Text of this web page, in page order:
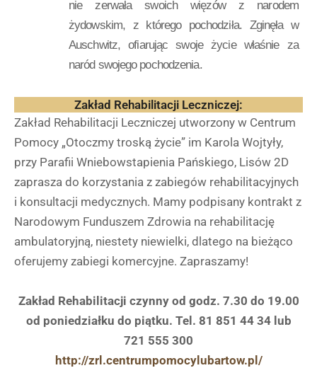
nie zerwała swoich więzów z narodem
żydowskim, z którego pochodziła. Zginęła w
Auschwitz, ofiarując swoje życie właśnie za
naród swojego pochodzenia.
Zakład Rehabilitacji Leczniczej:
Zakład Rehabilitacji Leczniczej utworzony w Centrum
Pomocy „Otoczmy troską życie” im Karola Wojtyły,
przy Parafii Wniebowstapienia Pańskiego, Lisów 2D
zaprasza do korzystania z zabiegów rehabilitacyjnych
i konsultacji medycznych. Mamy podpisany kontrakt z
Narodowym Funduszem Zdrowia na rehabilitację
ambulatoryjną, niestety niewielki, dlatego na bieżąco
oferujemy zabiegi komercyjne. Zapraszamy!
Zakład Rehabilitacji czynny od godz. 7.30 do 19.00
od poniedziałku do piątku. Tel. 81 851 44 34 lub
721 555 300
http://zrl.centrumpomocylubartow.pl/